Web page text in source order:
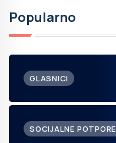
Popularno
GLASNICI
SOCIJALNE POTPORE